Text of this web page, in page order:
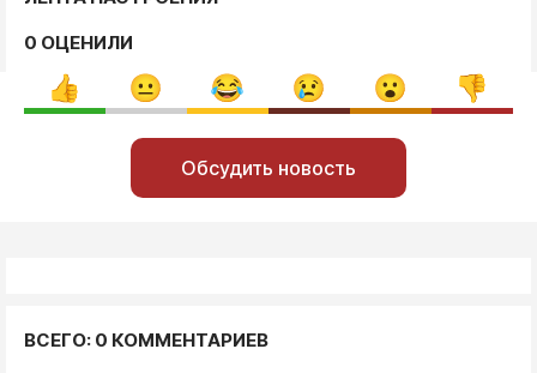
0 ОЦЕНИЛИ
Обсудить новость
ВСЕГО: 0 КОММЕНТАРИЕВ